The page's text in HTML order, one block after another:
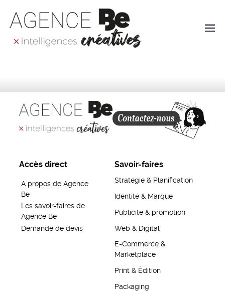
AGENCE BE – AGENCE
Open
Accès direct
A propos de Agence
Be
Les savoir-faires de
Agence Be
Demande de devis
Savoir-faires
Stratégie & Planification
Identité & Marque
Publicité & promotion
Web & Digital
E-Commerce &
Marketplace
Print & Édition
Packaging